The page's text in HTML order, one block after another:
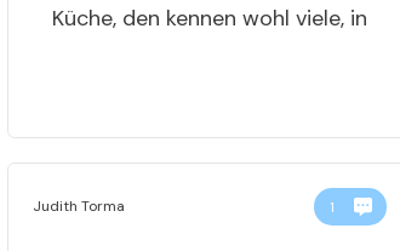
Küche, den kennen wohl viele, in
Judith Torma 1